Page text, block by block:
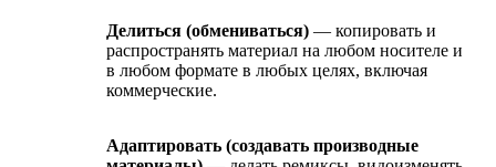
Делиться (обмениваться) — копировать и
распространять материал на любом носителе и
в любом формате в любых целях, включая
коммерческие.
Адаптировать (создавать производные